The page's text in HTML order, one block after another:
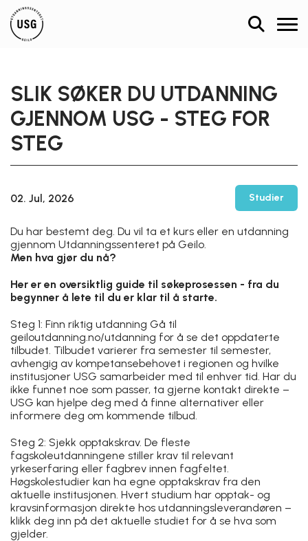
Skip to Content
SLIK SØKER DU UTDANNING
GJENNOM USG - STEG FOR
STEG
02. Jul, 2026
Du har bestemt deg. Du vil ta et kurs eller en utdanning
gjennom Utdanningssenteret på Geilo.
Men hva gjør du nå?
Her er en oversiktlig guide til søkeprosessen - fra du
begynner å lete til du er klar til å starte.
Steg 1: Finn riktig utdanning Gå til
geiloutdanning.no/utdanning for å se det oppdaterte
tilbudet. Tilbudet varierer fra semester til semester,
avhengig av kompetansebehovet i regionen og hvilke
institusjoner USG samarbeider med til enhver tid. Har du
ikke funnet noe som passer, ta gjerne kontakt direkte –
USG kan hjelpe deg med å finne alternativer eller
informere deg om kommende tilbud.
Steg 2: Sjekk opptakskrav. De fleste
fagskoleutdanningene stiller krav til relevant
yrkeserfaring eller fagbrev innen fagfeltet.
Høgskolestudier kan ha egne opptakskrav fra den
aktuelle institusjonen. Hvert studium har opptak- og
kravsinformasjon direkte hos utdanningsleverandøren –
klikk deg inn på det aktuelle studiet for å se hva som
gjelder.
Studier